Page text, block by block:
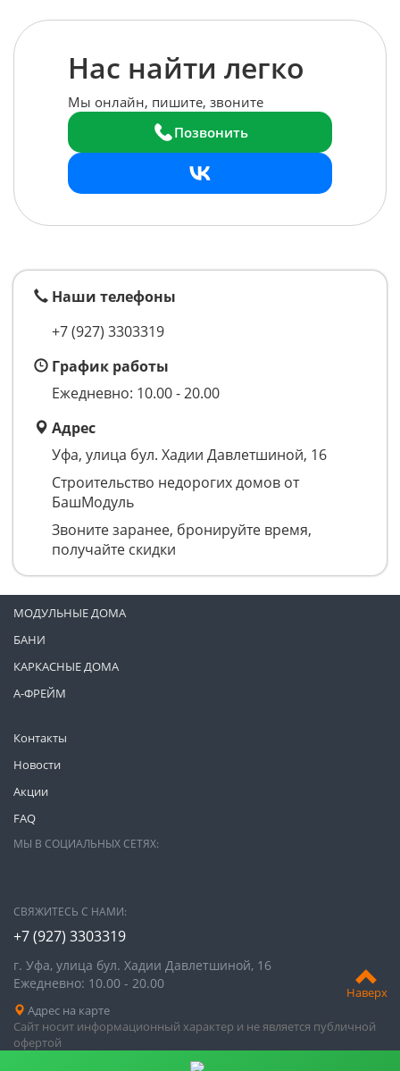
Наверх
Нас найти легко
Мы онлайн, пишите, звоните
Позвонить
Наши телефоны
+7 (927) 3303319
График работы
Ежедневно: 10.00 - 20.00
Адрес
Уфа, улица бул. Хадии Давлетшиной, 16
Строительство недорогих домов от
БашМодуль
Звоните заранее, бронируйте время,
получайте скидки
Контакты
Новости
Акции
FAQ
МОДУЛЬНЫЕ ДОМА
БАНИ
КАРКАСНЫЕ ДОМА
А-ФРЕЙМ
МЫ В СОЦИАЛЬНЫХ СЕТЯХ:
СВЯЖИТЕСЬ С НАМИ:
+7 (927) 3303319
г. Уфа, улица бул. Хадии Давлетшиной, 16
Ежедневно: 10.00 - 20.00
Адрес на карте
Сайт носит информационный характер и не является публичной
офертой